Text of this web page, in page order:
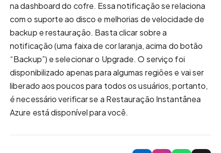
na dashboard do cofre. Essa notificação se relaciona
com o suporte ao disco e melhorias de velocidade de
backup e restauração. Basta clicar sobre a
notificação (uma faixa de cor laranja, acima do botão
“Backup”) e selecionar o Upgrade. O serviço foi
disponibilizado apenas para algumas regiões e vai ser
liberado aos poucos para todos os usuários, portanto,
é necessário verificar se a Restauração Instantânea
Azure está disponível para você.